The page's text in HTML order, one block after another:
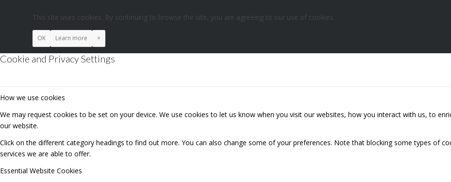
This site uses cookies. By continuing to browse the site, you are agreeing to our use of cookies.
OK Learn more ×
Cookie and Privacy Settings
How we use cookies
We may request cookies to be set on your device. We use cookies to let us know when you visit our websites, how you interact with us, to
our website.
Click on the different category headings to find out more. You can also change some of your preferences. Note that blocking some types of
services we are able to offer.
Essential Website Cookies